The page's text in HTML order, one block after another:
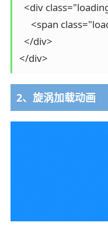
<div
<span
  </div>
2、旋涡加载动画